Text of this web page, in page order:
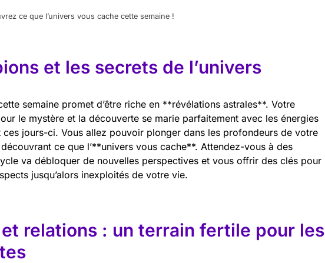
ce que l’univers vous cache cette semaine !
et les secrets de l’univers
semaine promet d’être riche en **révélations astrales**. Votre
le mystère et la découverte se marie parfaitement avec les énergies
ces jours-ci. Vous allez pouvoir plonger dans les profondeurs de votre
ce que l’**univers vous cache**. Attendez-vous à des
va débloquer de nouvelles perspectives et vous offrir des clés pour
jusqu’alors inexploités de votre vie.
relations : un terrain fertile pour les